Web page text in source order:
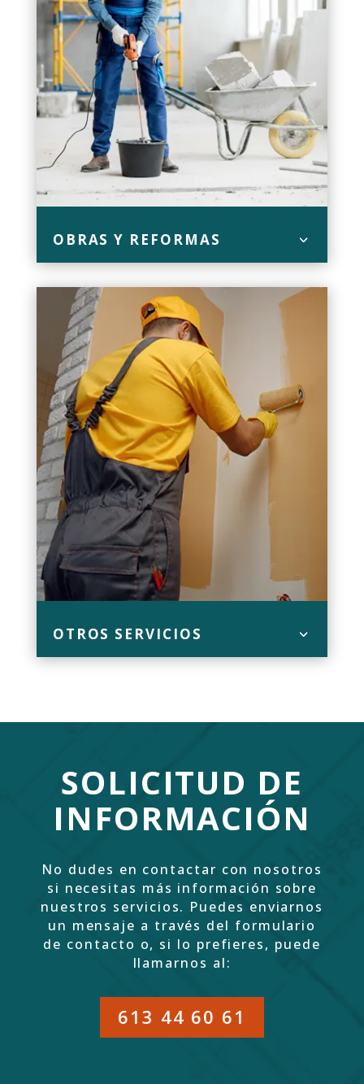
OBRAS Y REFORMAS
OTROS SERVICIOS
SOLICITUD DE
INFORMACIÓN
No dudes en contactar con nosotros
si necesitas más información sobre
nuestros servicios. Puedes enviarnos
un mensaje a través del formulario
de contacto o, si lo prefieres, puede
llamarnos al:
613 44 60 61